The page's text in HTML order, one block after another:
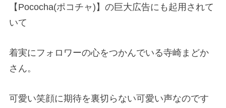
【Pococha(ポコチャ)】の巨大広告にも起用されて
いて
着実にフォロワーの心をつかんでいる寺崎まどか
さん。
可愛い笑顔に期待を裏切らない可愛い声なのです